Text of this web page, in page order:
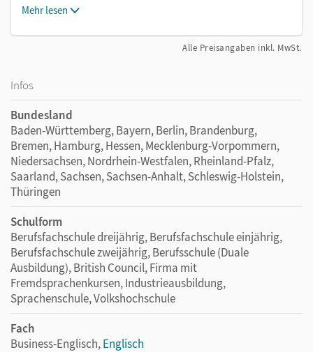
Mehr lesen
Alle Preisangaben inkl. MwSt.
Infos
Bundesland
Baden-Württemberg, Bayern, Berlin, Brandenburg,
Bremen, Hamburg, Hessen, Mecklenburg-Vorpommern,
Niedersachsen, Nordrhein-Westfalen, Rheinland-Pfalz,
Saarland, Sachsen, Sachsen-Anhalt, Schleswig-Holstein,
Thüringen
Schulform
Berufsfachschule dreijährig, Berufsfachschule einjährig,
Berufsfachschule zweijährig, Berufsschule (Duale
Ausbildung), British Council, Firma mit
Fremdsprachenkursen, Industrieausbildung,
Sprachenschule, Volkshochschule
Fach
Business-Englisch,Englisch